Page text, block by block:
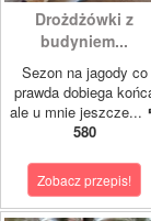
Drożdżówki z
budyniem...
Sezon na jagody co
prawda dobiega
ale u mnie jeszcze...
580
Zobacz przepis!